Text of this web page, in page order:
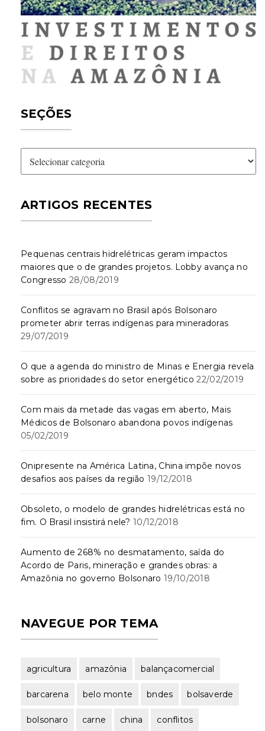
SEÇÕES
Seções
ARTIGOS RECENTES
Pequenas centrais hidrelétricas geram impactos
maiores que o de grandes projetos. Lobby avança no
Congresso 28/08/2019
Conflitos se agravam no Brasil após Bolsonaro
prometer abrir terras indígenas para mineradoras
29/07/2019
O que a agenda do ministro de Minas e Energia revela
sobre as prioridades do setor energético 22/02/2019
Com mais da metade das vagas em aberto, Mais
Médicos de Bolsonaro abandona povos indígenas
05/02/2019
Onipresente na América Latina, China impõe novos
desafios aos países da região 19/12/2018
Obsoleto, o modelo de grandes hidrelétricas está no
fim. O Brasil insistirá nele? 10/12/2018
Aumento de 268% no desmatamento, saída do
Acordo de Paris, mineração e grandes obras: a
Amazônia no governo Bolsonaro 19/10/2018
NAVEGUE POR TEMA
agricultura amazônia balançacomercial
barcarena belo monte bndes bolsaverde
bolsonaro carne china conflitos